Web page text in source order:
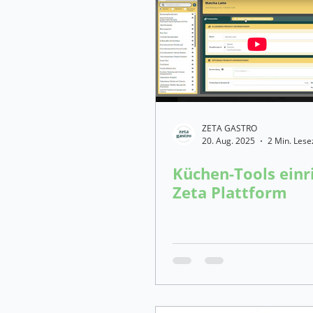
Restaurant Management
Digitales Marketing App
Marketing-Software -
Personalverwaltung-Software -
ZETA GASTRO
20. Aug. 2025
2 Min.
Küchen-Tools
Zeta Plattform